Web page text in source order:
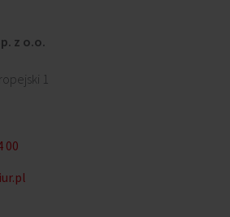
z o.o.
1
00